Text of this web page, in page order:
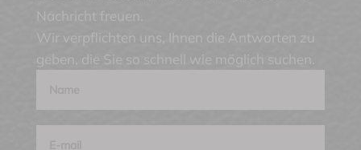
Nachricht freuen.
Wir verpflichten uns, Ihnen die Antworten zu
geben, die Sie so schnell wie möglich suchen.